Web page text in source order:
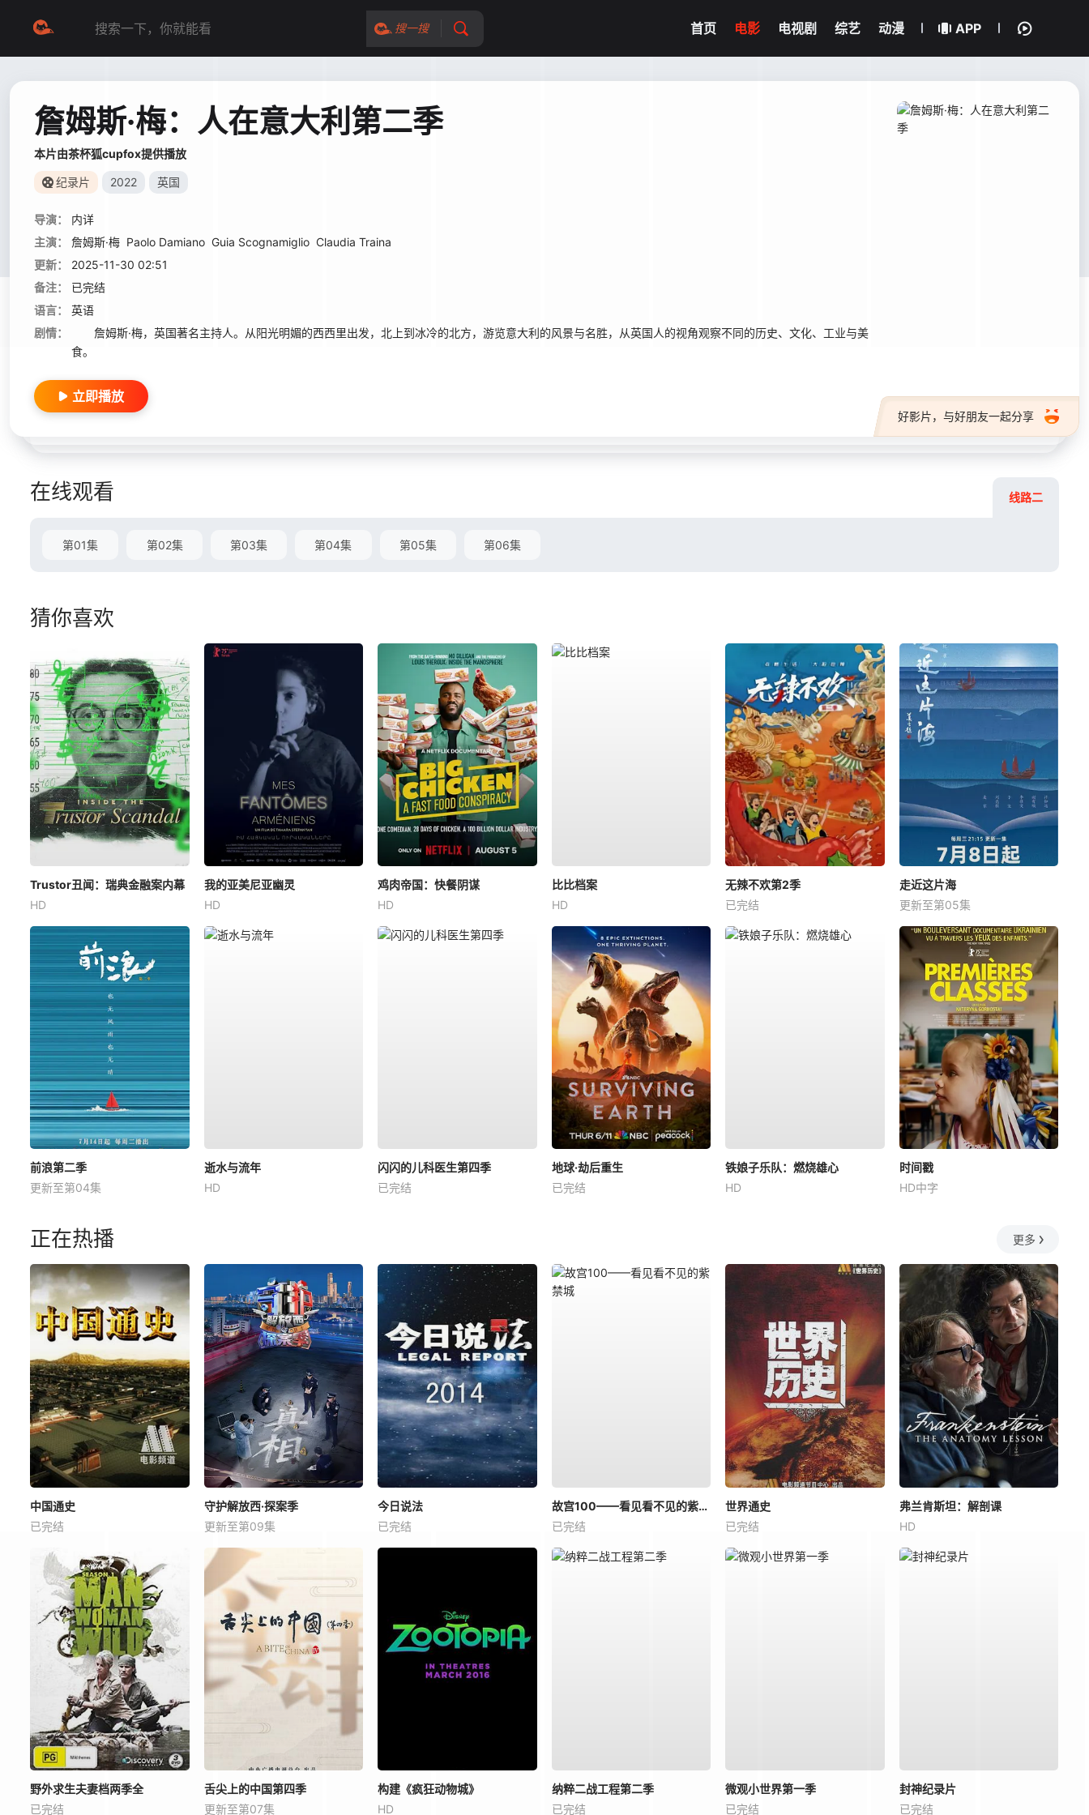
搜一搜 首页 电影 电视剧 综艺 动漫 APP
詹姆斯·梅：人在意大利第二季
本片由茶杯狐cupfox提供播放
纪录片 2022 英国
导演：
内详
主演：
詹姆斯·梅 Paolo Damiano Guia Scognamiglio Claudia Traina
更新：
2025-11-30 02:51
备注：
已完结
语言：
英语
剧情：
詹姆斯·梅，英国著名主持人。从阳光明媚的西西里出发，北上到冰冷的北方，游览意大利的风景与名胜，从英国人的视角观察不同的历史、文化、工业与美
食。
好影片，与好朋友一起分享
立即播放
在线观看 线路二
第01集 第02集 第03集 第04集 第05集 第06集
猜你喜欢
Trustor丑闻：瑞典金融案内幕
HD
我的亚美尼亚幽灵
HD
鸡肉帝国：快餐阴谋
HD
比比档案
HD
无辣不欢第2季
已完结
走近这片海
更新至第05集
前浪第二季
更新至第04集
逝水与流年
HD
闪闪的儿科医生第四季
已完结
地球·劫后重生
已完结
铁娘子乐队：燃烧雄心
HD
时间戳
HD中字
正在热播 更多
中国通史
已完结
守护解放西·探案季
更新至第09集
今日说法
已完结
故宫100——看见看不见的紫禁城
已完结
世界通史
已完结
弗兰肯斯坦：解剖课
HD
野外求生夫妻档两季全
已完结
舌尖上的中国第四季
更新至第07集
构建《疯狂动物城》
HD
纳粹二战工程第二季
已完结
微观小世界第一季
已完结
封神纪录片
已完结